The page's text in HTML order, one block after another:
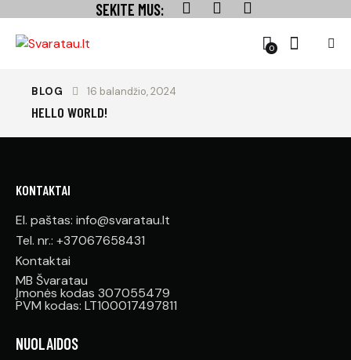
SEKITE MUS:
0
BLOG 16 balandžio, 2024
HELLO WORLD!
KONTAKTAI
El. paštas: info@svaratau.lt
Tel. nr.: +37067658431
Kontaktai
MB Švaratau
Įmonės kodas 307055479
PVM kodas: LT100017497811
NUOLAIDOS